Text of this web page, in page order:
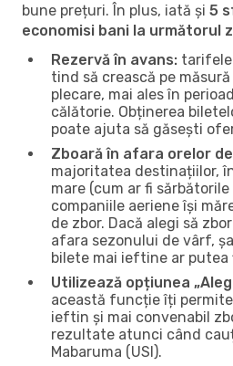
bune prețuri. În plus, iată și 5
economisi bani la următorul
Rezervă în avans: tarifele
tind să crească pe
plecare, mai ales în
călătorie. Obținerea
poate ajuta să găsești
Zboară în afara orelor
majoritatea destinațiilor,
mare (cum ar fi sărbătorile
companiile aeriene își
de zbor. Dacă alegi să
afara sezonului de vârf,
bilete mai ieftine ar putea
Utilizează opțiunea
această funcție îți
ieftin și mai convenabil
rezultate atunci când
Mabaruma (USI).